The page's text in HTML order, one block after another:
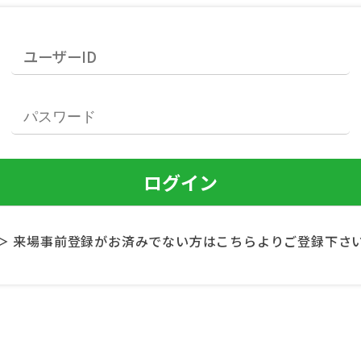
来場事前登録がお済みでない方はこちらよりご登録下さ